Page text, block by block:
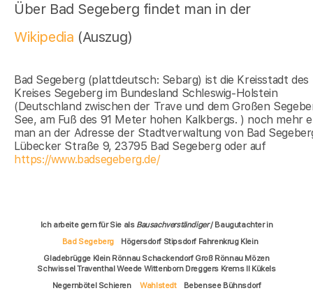
Über Bad Segeberg findet man in der
Wikipedia (Auszug)
Bad Segeberg (plattdeutsch: Sebarg) ist die Kreisstadt des
Kreises Segeberg im Bundesland Schleswig-Holstein
(Deutschland zwischen der Trave und dem Großen
See, am Fuß des 91 Meter hohen Kalkbergs. ) noch mehr
man an der Adresse der Stadtverwaltung von Bad
Lübecker Straße 9, 23795 Bad Segeberg oder auf
https://www.badsegeberg.de/
Ich arbeite gern für Sie als Bausachverständiger/ Baugutachter in
Bad Segeberg
Högersdorf Stipsdorf Fahrenkrug Klein
Gladebrügge Klein Rönnau Schackendorf Groß Rönnau Mözen
Schwissel Traventhal Weede Wittenborn Dreggers Krems II Kükels
Negernbötel Schieren
Wahlstedt
Bebensee Bühnsdorf